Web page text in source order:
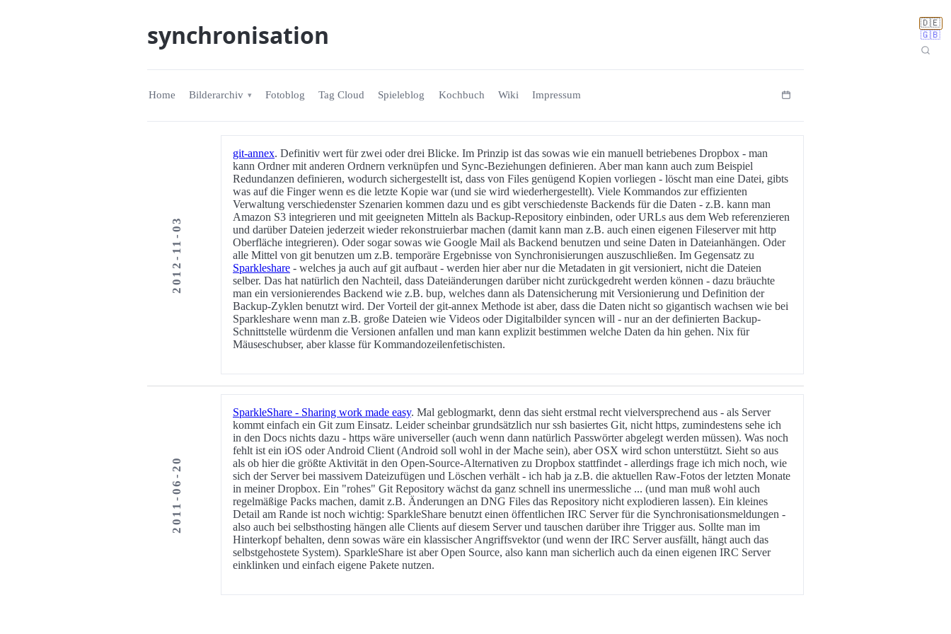
🇩🇪
🇬🇧
synchronisation
Home Bilderarchiv Fotoblog Tag Cloud Spieleblog Kochbuch Wiki Impressum
2012-11-03
git-annex. Definitiv wert für zwei oder drei Blicke. Im Prinzip ist das sowas wie ein manuell betriebenes Dropbox - man
kann Ordner mit anderen Ordnern verknüpfen und Sync-Beziehungen definieren. Aber man kann auch zum Beispiel
Redundanzen definieren, wodurch sichergestellt ist, dass von Files genügend Kopien vorliegen - löscht man eine Datei, gibts
was auf die Finger wenn es die letzte Kopie war (und sie wird wiederhergestellt). Viele Kommandos zur effizienten
Verwaltung verschiedenster Szenarien kommen dazu und es gibt verschiedenste Backends für die Daten - z.B. kann man
Amazon S3 integrieren und mit geeigneten Mitteln als Backup-Repository einbinden, oder URLs aus dem Web referenzieren
und darüber Dateien jederzeit wieder rekonstruierbar machen (damit kann man z.B. auch einen eigenen Fileserver mit http
Oberfläche integrieren). Oder sogar sowas wie Google Mail als Backend benutzen und seine Daten in Dateianhängen. Oder
alle Mittel von git benutzen um z.B. temporäre Ergebnisse von Synchronisierungen auszuschließen. Im Gegensatz zu
Sparkleshare - welches ja auch auf git aufbaut - werden hier aber nur die Metadaten in git versioniert, nicht die Dateien
selber. Das hat natürlich den Nachteil, dass Dateiänderungen darüber nicht zurückgedreht werden können - dazu bräuchte
man ein versionierendes Backend wie z.B. bup, welches dann als Datensicherung mit Versionierung und Definition der
Backup-Zyklen benutzt wird. Der Vorteil der git-annex Methode ist aber, dass die Daten nicht so gigantisch wachsen wie bei
Sparkleshare wenn man z.B. große Dateien wie Videos oder Digitalbilder syncen will - nur an der definierten Backup-
Schnittstelle würdenm die Versionen anfallen und man kann explizit bestimmen welche Daten da hin gehen. Nix für
Mäuseschubser, aber klasse für Kommandozeilenfetischisten.
2011-06-20
SparkleShare - Sharing work made easy. Mal geblogmarkt, denn das sieht erstmal recht vielversprechend aus - als Server
kommt einfach ein Git zum Einsatz. Leider scheinbar grundsätzlich nur ssh basiertes Git, nicht https, zumindestens sehe ich
in den Docs nichts dazu - https wäre universeller (auch wenn dann natürlich Passwörter abgelegt werden müssen). Was noch
fehlt ist ein iOS oder Android Client (Android soll wohl in der Mache sein), aber OSX wird schon unterstützt. Sieht so aus
als ob hier die größte Aktivität in den Open-Source-Alternativen zu Dropbox stattfindet - allerdings frage ich mich noch, wie
sich der Server bei massivem Dateizufügen und Löschen verhält - ich hab ja z.B. die aktuellen Raw-Fotos der letzten Monate
in meiner Dropbox. Ein "rohes" Git Repository wächst da ganz schnell ins unermessliche ... (und man muß wohl auch
regelmäßige Packs machen, damit z.B. Änderungen an DNG Files das Repository nicht explodieren lassen). Ein kleines
Detail am Rande ist noch wichtig: SparkleShare benutzt einen öffentlichen IRC Server für die Synchronisationsmeldungen -
also auch bei selbsthosting hängen alle Clients auf diesem Server und tauschen darüber ihre Trigger aus. Sollte man im
Hinterkopf behalten, denn sowas wäre ein klassischer Angriffsvektor (und wenn der IRC Server ausfällt, hängt auch das
selbstgehostete System). SparkleShare ist aber Open Source, also kann man sicherlich auch da einen eigenen IRC Server
einklinken und einfach eigene Pakete nutzen.